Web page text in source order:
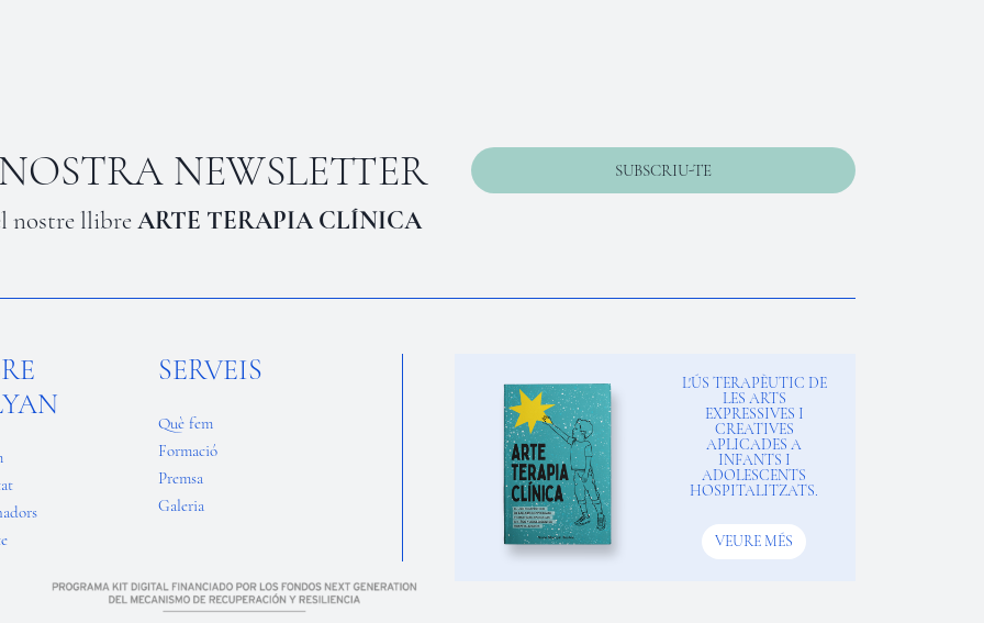
NEWSLETTER
nostre llibreARTE TERAPIA CLÍNICA
SUBSCRIU-TE
SERVEIS
Què fem
Formació
Premsa
Galeria
L'ÚS TERAPÈUTIC DE
LES ARTS
EXPRESSIVES I
CREATIVES
APLICADES A
INFANTS I
ADOLESCENTS
HOSPITALITZATS.
VEURE MÉS